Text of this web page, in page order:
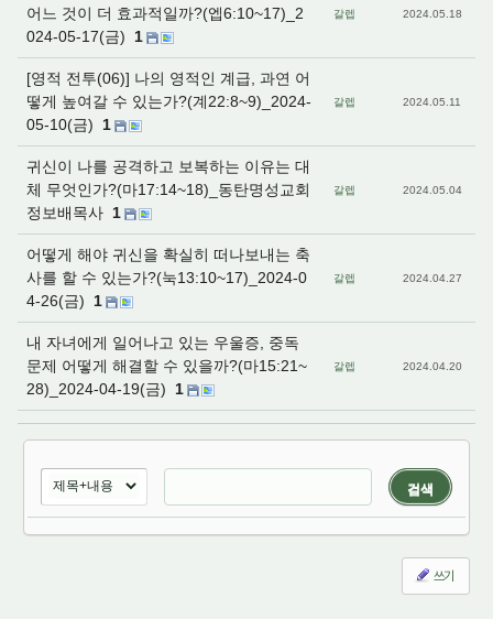
어느 것이 더 효과적일까?(엡6:10~17)_2
024-05-17(금)
1
갈렙 2024.05.18
[영적 전투(06)] 나의 영적인 계급, 과연 어
떻게 높여갈 수 있는가?(계22:8~9)_2024-
05-10(금)
1
갈렙 2024.05.11
귀신이 나를 공격하고 보복하는 이유는 대
체 무엇인가?(마17:14~18)_동탄명성교회
정보배목사 1
갈렙 2024.05.04
어떻게 해야 귀신을 확실히 떠나보내는 축
사를 할 수 있는가?(눅13:10~17)_2024-0
4-26(금)
1
갈렙 2024.04.27
내 자녀에게 일어나고 있는 우울증, 중독
문제 어떻게 해결할 수 있을까?(마15:21~
28)_2024-04-19(금)
1
갈렙 2024.04.20
검색
쓰기